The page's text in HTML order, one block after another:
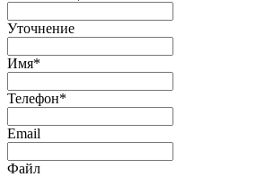
Уточнение
Имя*
Телефон*
Email
Файл